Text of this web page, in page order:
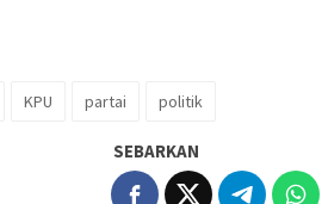
KPU partai politik
SEBARKAN